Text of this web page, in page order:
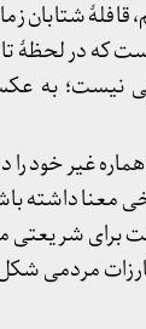
می­سازد.»9 پس حقیقت چیزی
نیست؛ به
غیر خود را در
معنا داشته
برای شریعتی
مردمی شکل